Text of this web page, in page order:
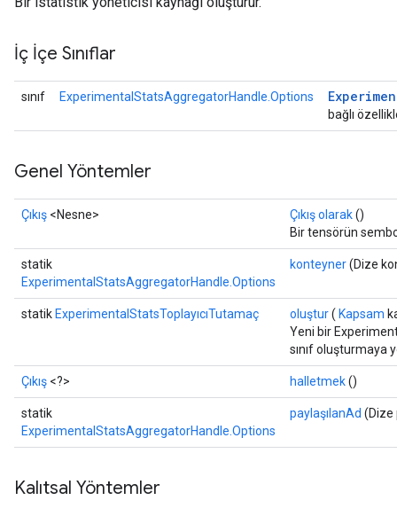
İç İçe Sınıflar
sınıf ExperimentalStatsAggregatorHandle.Options
bağlı
Genel Yöntemler
Çıkış <Nesne> Çıkış olarak()
Bir tensörün
statik
ExperimentalStatsAggregatorHandle.Options
konteyner(Dize
statik ExperimentalStatsToplayıcıTutamaç oluştur( Kapsam
Yeni bir
sınıf oluşturmaya
Çıkış <?> halletmek()
statik
ExperimentalStatsAggregatorHandle.Options
paylaşılanAd (Dize
Kalıtsal Yöntemler